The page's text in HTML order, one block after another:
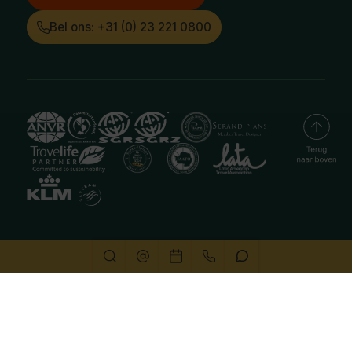
Bel ons: +31 (0) 23 221 0800